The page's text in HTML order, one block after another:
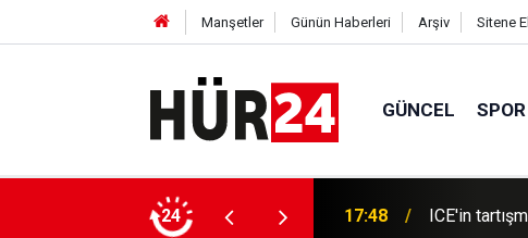
Manşetler Günün Haberleri Arşiv Sitene
GÜNCEL SPOR
24 17:48 ICE'in